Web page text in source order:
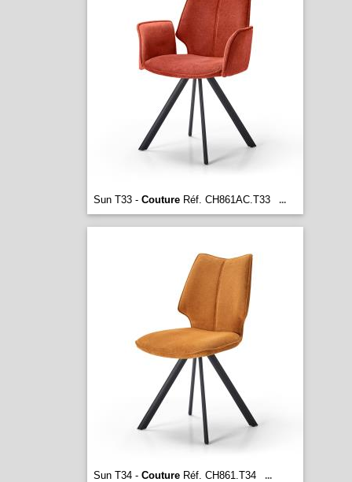
Sun T33 - CoutureRéf. CH861AC.T33 ...
Sun T34 - CoutureRéf. CH861.T34 ...